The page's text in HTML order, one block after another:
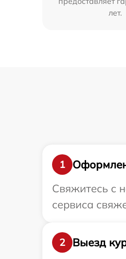
лет.
1
Свяжитесь с
сервиса
2
Выезд